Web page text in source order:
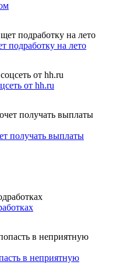
подработку на лето
от hh.ru
получать выплаты
в неприятную